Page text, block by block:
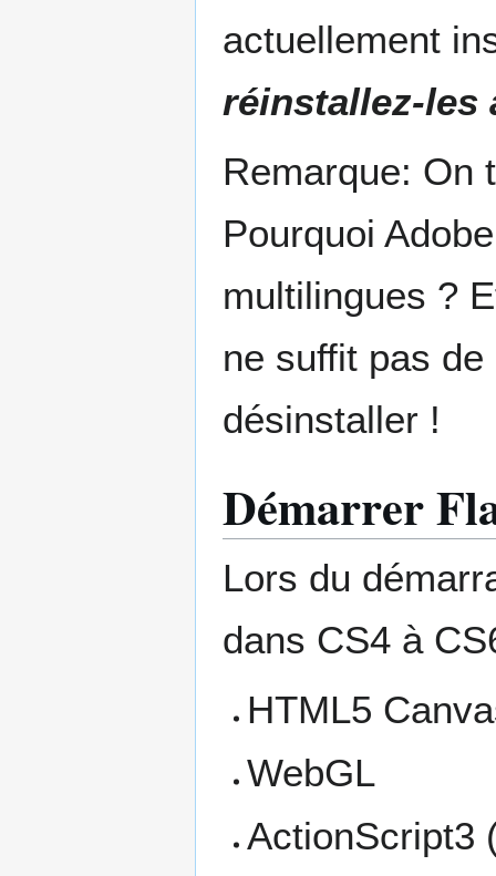
actuellement
réinstallez-les
Remarque: On
Pourquoi
multilingues ?
ne suffit pas
désinstaller !
Démarrer
Lors du
dans CS4 à
HTML5
WebGL
ActionScript3